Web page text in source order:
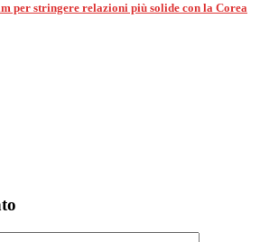
per stringere relazioni più solide con la Corea